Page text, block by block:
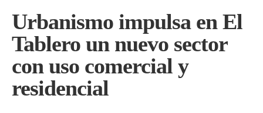
Urbanismo impulsa en El
Tablero un nuevo sector
con uso comercial y
residencial